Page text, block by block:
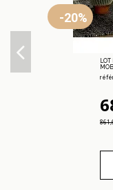
-20%
LOT